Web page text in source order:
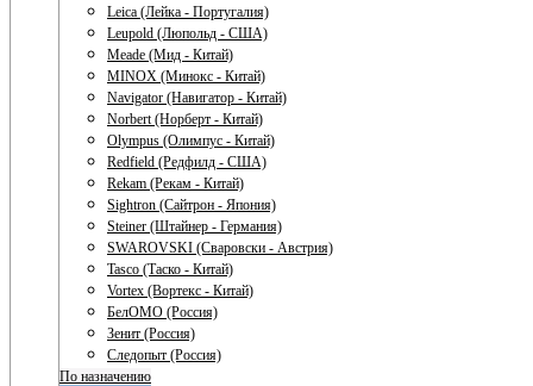
Leica (Лейка - Португалия)
Leupold (Люпольд - США)
Meade (Мид - Китай)
MINOX (Минокс - Китай)
Navigator (Навигатор - Китай)
Norbert (Норберт - Китай)
Olympus (Олимпус - Китай)
Redfield (Редфилд - США)
Rekam (Рекам - Китай)
Sightron (Сайтрон - Япония)
Steiner (Штайнер - Германия)
SWAROVSKI (Сваровски - Австрия)
Tasco (Таско - Китай)
Vortex (Вортекс - Китай)
БелОМО (Россия)
Зенит (Россия)
Следопыт (Россия)
По назначению